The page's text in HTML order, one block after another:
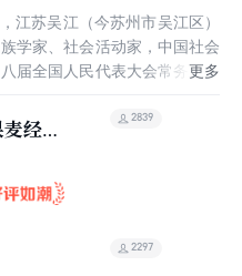
江苏吴江（今苏州市吴江区）
学家、社会活动家，中国社会
届全国人民代表大会常务委员
年获得伦敦大学经济政治学院
年被选为伦敦大学经济政治学
书奖 。 费孝通在其导师马林
村经济》，该书被誉为“人类
里程碑”，成为国际人类学界
三角洲、长江三角洲、珠江三
地实际，又具有全局意义的重
麦经
2839
2297